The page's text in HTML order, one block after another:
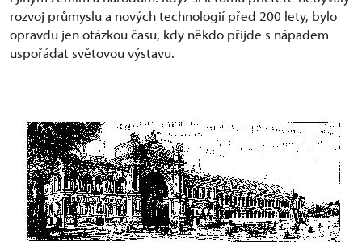
rozvoj průmyslu a nových technologií před 200 lety, bylo
opravdu jen otázkou času, kdy někdo přijde s nápadem
uspořádat světovou výstavu.